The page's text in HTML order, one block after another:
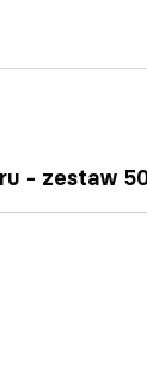
- zestaw